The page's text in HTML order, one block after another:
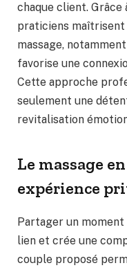
chaque client. Grâce
praticiens
massage,
favorise une
Cette approche
seulement une
revitalisation
Le massage
expérience
Partager un
lien et crée une
couple proposé